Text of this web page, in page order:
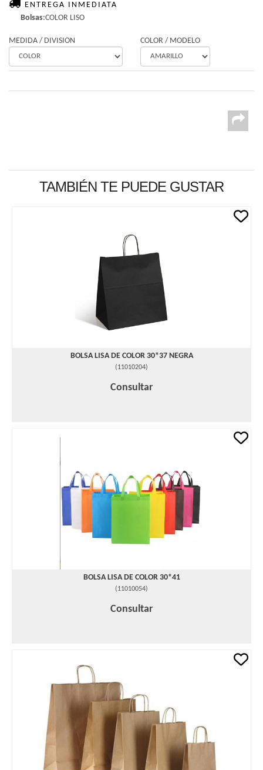
ENTREGA INMEDIATA
Bolsas:COLOR LISO
MEDIDA / DIVISION COLOR / MODELO
TAMBIÉN TE PUEDE GUSTAR
BOLSA LISA DE COLOR 30*37 NEGRA
(11010204)
Consultar
BOLSA LISA DE COLOR 30*41
(11010054)
Consultar